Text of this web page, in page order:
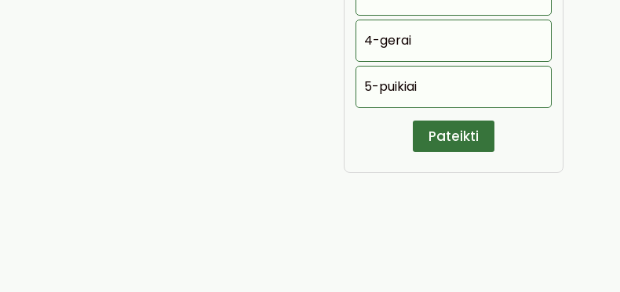
4-gerai
5-puikiai